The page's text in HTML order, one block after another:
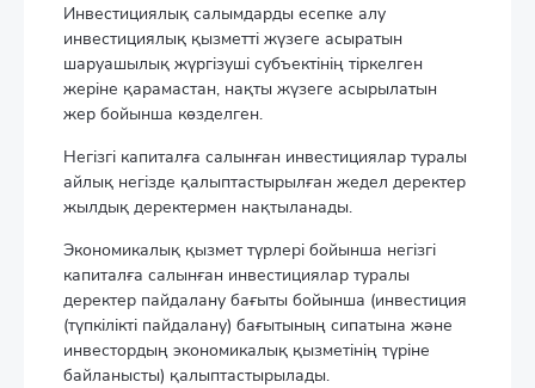
Инвестициялық салымдарды есепке алу
инвестициялық қызметті жүзеге асыратын
шаруашылық жүргізуші субъектінің тіркелген
жеріне қарамастан, нақты жүзеге асырылатын
жер бойынша көзделген.
Негізгі капиталға салынған инвестициялар туралы
айлық негізде қалыптастырылған жедел деректер
жылдық деректермен нақтыланады.
Экономикалық қызмет түрлері бойынша негізгі
капиталға салынған инвестициялар туралы
деректер пайдалану бағыты бойынша (инвестиция
(түпкілікті пайдалану) бағытының сипатына және
инвестордың экономикалық қызметінің түріне
байланысты) қалыптастырылады.